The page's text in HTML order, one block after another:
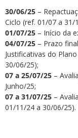
30/06/25 –
Ciclo (ref. 01/07 a 31/
01/07/25 – Início da
04/07/25 – Prazo
Justificativas do
30/06/25);
07 a 25/07/25 –
Junho/25;
07 a 31/07/25 –
01/11/24 a 30/06/25).